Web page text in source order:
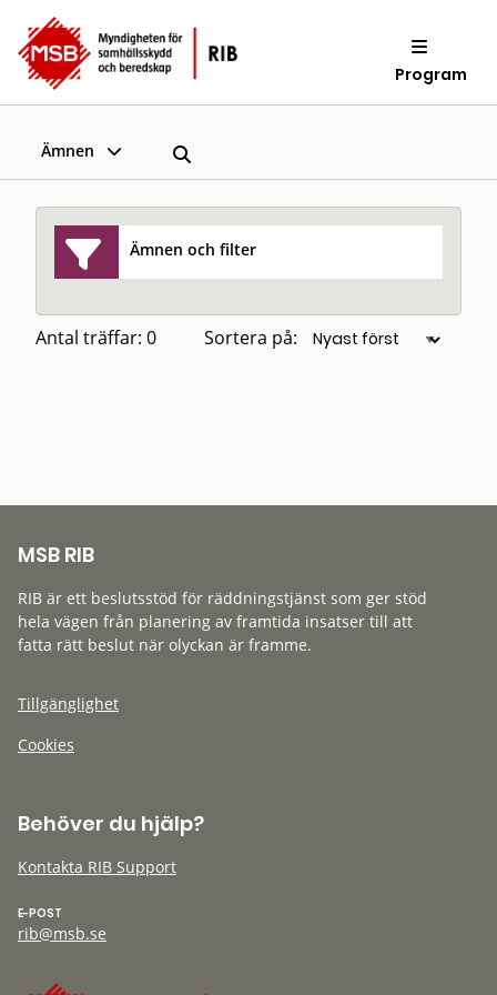
Program
Ämnen
Ämnen och filter
Antal träffar: 0 Sortera på:
MSB RIB
RIB är ett beslutsstöd för räddningstjänst som ger stöd
hela vägen från planering av framtida insatser till att
fatta rätt beslut när olyckan är framme.
Tillgänglighet
Cookies
Behöver du hjälp?
Kontakta RIB Support
E-POST
rib@msb.se